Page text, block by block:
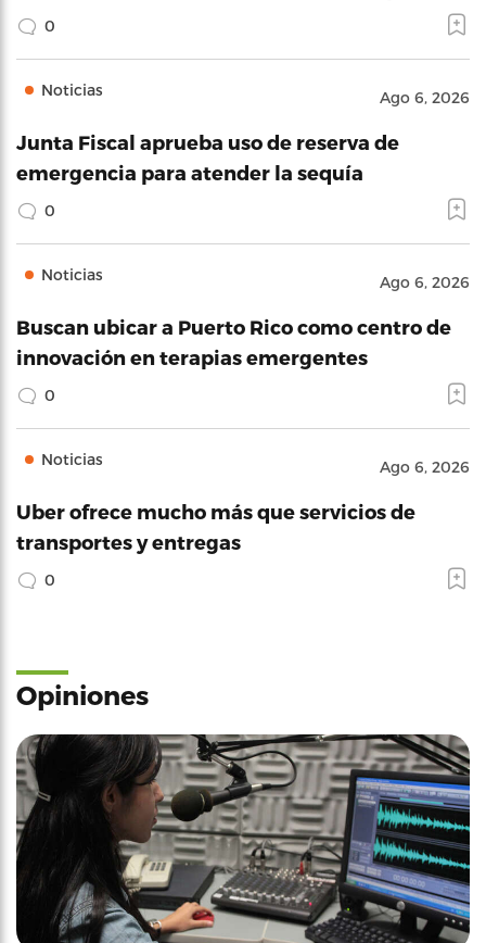
0
Noticias Ago 6, 2026
Junta Fiscal aprueba uso de reserva de
emergencia para atender la sequía
0
Noticias Ago 6, 2026
Buscan ubicar a Puerto Rico como centro de
innovación en terapias emergentes
0
Noticias Ago 6, 2026
Uber ofrece mucho más que servicios de
transportes y entregas
0
Opiniones